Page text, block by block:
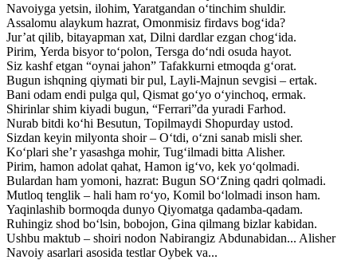
Navoiyga yetsin, ilohim, Yaratgandan o‘tinchim shuldir.
Assalomu alaykum hazrat, Omonmisiz firdavs bog‘ida?
Jur’at qilib, bitayapman xat, Dilni dardlar ezgan chog‘ida.
Pirim, Yerda bisyor to‘polon, Tersga do‘ndi osuda hayot.
Siz kashf etgan “oynai jahon” Tafakkurni etmoqda g‘orat.
Bugun ishqning qiymati bir pul, Layli-Majnun sevgisi – ertak.
Bani odam endi pulga qul, Qismat go‘yo o‘yinchoq, ermak.
Shirinlar shim kiyadi bugun, “Ferrari”da yuradi Farhod.
Nurab bitdi ko‘hi Besutun, Topilmaydi Shopurday ustod.
Sizdan keyin milyonta shoir – O‘tdi, o‘zni sanab misli sher.
Ko‘plari she’r yasashga mohir, Tug‘ilmadi bitta Alisher.
Pirim, hamon adolat qahat, Hamon ig‘vo, kek yo‘qolmadi.
Bulardan ham yomoni, hazrat: Bugun SO‘Zning qadri qolmadi.
Mutloq tenglik – hali ham ro‘yo, Komil bo‘lolmadi inson ham.
Yaqinlashib bormoqda dunyo Qiyomatga qadamba-qadam.
Ruhingiz shod bo‘lsin, bobojon, Gina qilmang bizlar kabidan.
Ushbu maktub – shoiri nodon Nabirangiz Abdunabidan... Alisher
Navoiy asarlari asosida testlar Oybek va...